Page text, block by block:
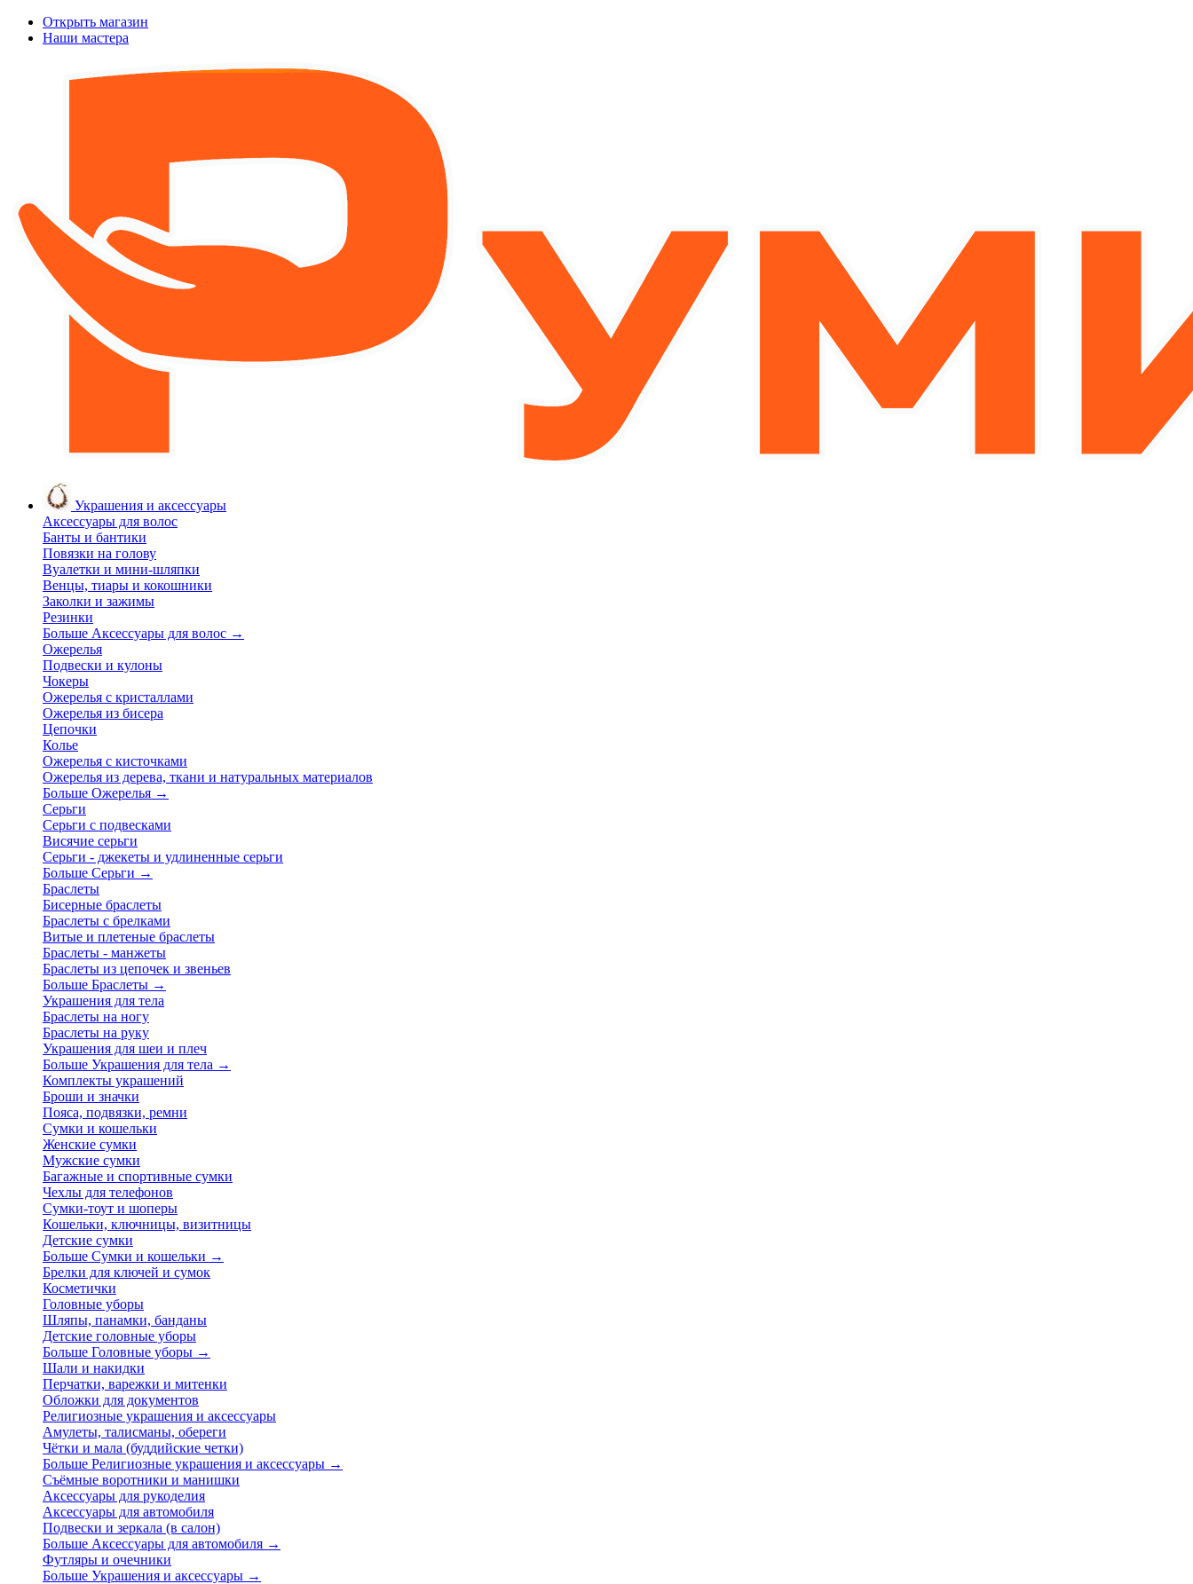
Открыть магазин
Наши мастера
Украшения и аксессуары
Аксессуары для волос
Банты и бантики
Повязки на голову
Вуалетки и мини-шляпки
Венцы, тиары и кокошники
Заколки и зажимы
Резинки
Больше Аксессуары для волос →
Ожерелья
Подвески и кулоны
Чокеры
Ожерелья с кристаллами
Ожерелья из бисера
Цепочки
Колье
Ожерелья с кисточками
Ожерелья из дерева, ткани и натуральных материалов
Больше Ожерелья →
Серьги
Серьги с подвесками
Висячие серьги
Серьги - джекеты и удлиненные серьги
Больше Серьги →
Браслеты
Бисерные браслеты
Браслеты с брелками
Витые и плетеные браслеты
Браслеты - манжеты
Браслеты из цепочек и звеньев
Больше Браслеты →
Украшения для тела
Браслеты на ногу
Браслеты на руку
Украшения для шеи и плеч
Больше Украшения для тела →
Комплекты украшений
Броши и значки
Пояса, подвязки, ремни
Сумки и кошельки
Женские сумки
Мужские сумки
Багажные и спортивные сумки
Чехлы для телефонов
Сумки-тоут и шоперы
Кошельки, ключницы, визитницы
Детские сумки
Больше Сумки и кошельки →
Брелки для ключей и сумок
Косметички
Головные уборы
Шляпы, панамки, банданы
Детские головные уборы
Больше Головные уборы →
Шали и накидки
Перчатки, варежки и митенки
Обложки для документов
Религиозные украшения и аксессуары
Амулеты, талисманы, обереги
Чётки и мала (буддийские четки)
Больше Религиозные украшения и аксессуары →
Съёмные воротники и манишки
Аксессуары для рукоделия
Аксессуары для автомобиля
Подвески и зеркала (в салон)
Больше Аксессуары для автомобиля →
Футляры и очечники
Больше Украшения и аксессуары →